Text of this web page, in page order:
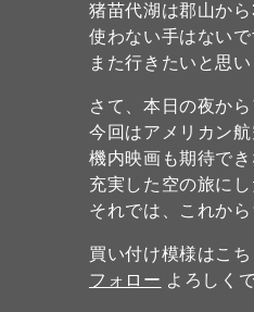
猪苗代湖は郡山か
使わない手はない
また行きたいと思い
さて、本日の夜か
今回はアメリカン
機内映画も期待で
充実した空の旅にし
それでは、これか
買い付け模様はこち
フォロー よろしく